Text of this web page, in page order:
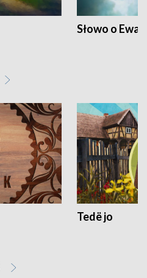
Słowo o
Tedë jo